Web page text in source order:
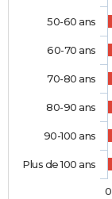
50-60 ans
60-70 ans
70-80 ans
80-90 ans
90-100 ans
Plus de 100 ans
0